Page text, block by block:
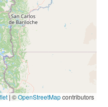
| ©OpenStreetMapcontributors